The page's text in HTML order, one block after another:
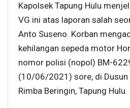
Kapolsek Tapung Hulu
VG ini atas laporan salah
Anto Suseno. Korban
kehilangan sepeda motor
nomor polisi (nopol) BM-
(10/06/2021) sore, di Dusun
Rimba Beringin, Tapung Hulu.